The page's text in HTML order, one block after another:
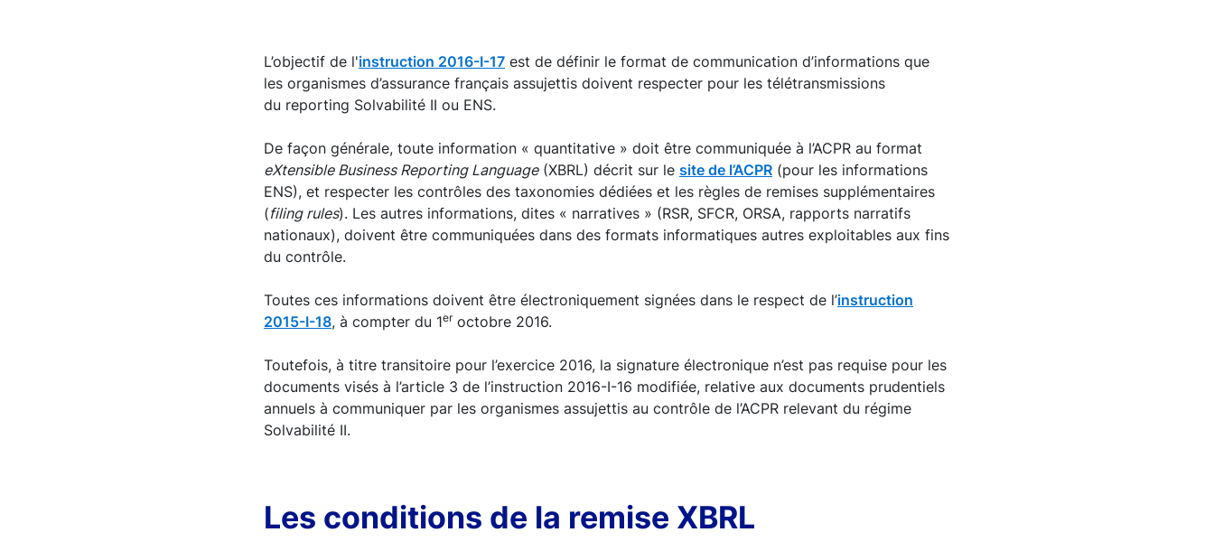
L’objectif de l'instruction 2016-I-17 est de définir le format de communication d’informations que
les organismes d’assurance français assujettis doivent respecter pour les télétransmissions
du reporting Solvabilité II ou ENS.
De façon générale, toute information « quantitative » doit être communiquée à l’ACPR au format
eXtensible Business Reporting Language(XBRL) décrit sur le site de l’ACPR (pour les informations
ENS), et respecter les contrôles des taxonomies dédiées et les règles de remises supplémentaires
(filing rules). Les autres informations, dites « narratives » (RSR, SFCR, ORSA, rapports narratifs
nationaux), doivent être communiquées dans des formats informatiques autres exploitables aux fins
du contrôle.
Toutes ces informations doivent être électroniquement signées dans le respect de l’instruction
2015-I-18, à compter du 1eroctobre 2016.
Toutefois, à titre transitoire pour l’exercice 2016, la signature électronique n’est pas requise pour les
documents visés à l’article 3 de l’instruction 2016-I-16 modifiée, relative aux documents prudentiels
annuels à communiquer par les organismes assujettis au contrôle de l’ACPR relevant du régime
Solvabilité II.
Les conditions de la remise XBRL